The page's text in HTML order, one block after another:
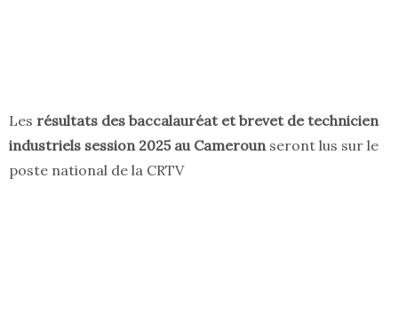
Les résultats des baccalauréat et brevet de technicien
industriels session 2025 au Camerounseront lus sur le
poste national de la CRTV